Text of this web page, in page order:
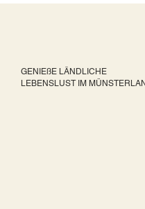
GENIEßE LÄNDLICHE
LEBENSLUST IM